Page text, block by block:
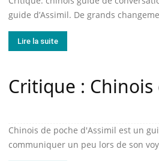
guide d’Assimil. De grands
Lire la suite
Critique : Chinois
Chinois de poche d'Assimil est un
communiquer un peu lors de son